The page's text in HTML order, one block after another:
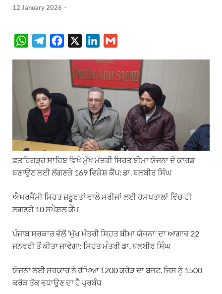
12 January 2026 -
W
a
s
A
g
r
a
b
o
o
n
k
e
d
I
n
i
ਫ਼ਤਹਿਗੜ੍ਹ ਸਾਹਿਬ ਵਿਖੇ ਮੁੱਖ ਮੰਤਰੀ ਸਿਹਤ ਬੀਮਾ ਯੋਜਨਾ ਦੇ ਕਾਰਡ
ਬਣਾਉਣ ਲਈ ਲੱਗਣਗੇ 169 ਵਿਸ਼ੇਸ਼ ਕੈਂਪ: ਡਾ. ਬਲਬੀਰ ਸਿੰਘ
ਐਮਰਜੈਂਸੀ ਸਿਹਤ ਜ਼ਰੂਰਤਾਂ ਵਾਲੇ ਮਰੀਜਾਂ ਲਈ ਹਸਪਤਾਲਾਂ ਵਿੱਚ ਹੀ
ਲਗਣਗੇ 10 ਸਪੈਸ਼ਲ ਕੈਂਪ
ਪੰਜਾਬ ਸਰਕਾਰ ਵੱਲੋਂ ‘ਮੁੱਖ ਮੰਤਰੀ ਸਿਹਤ ਬੀਮਾ ਯੋਜਨਾ’ ਦਾ ਆਗਾਜ਼ 22
ਜਨਵਰੀ ਤੋਂ ਕੀਤਾ ਜਾਵੇਗਾ: ਸਿਹਤ ਮੰਤਰੀ ਡਾ. ਬਲਬੀਰ ਸਿੰਘ
ਯੋਜਨਾ ਲਈ ਸਰਕਾਰ ਨੇ ਰੱਖਿਆ 1200 ਕਰੋੜ ਦਾ ਬਜਟ, ਜਿਸ ਨੂੰ 1500
ਕਰੋੜ ਤੱਕ ਵਧਾਉਣ ਦਾ ਹੈ ਪ੍ਰਬੰਧ